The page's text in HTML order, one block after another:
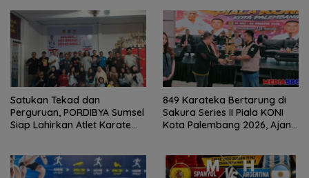
Satukan Tekad dan
Perguruan, PORDIBYA Sumsel
Siap Lahirkan Atlet Karate
849 Karateka Bertarung di
Sakura Series II Piala KONI
Kota Palembang 2026, Ajang